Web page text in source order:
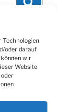
Technologien
oder darauf
wir
Website